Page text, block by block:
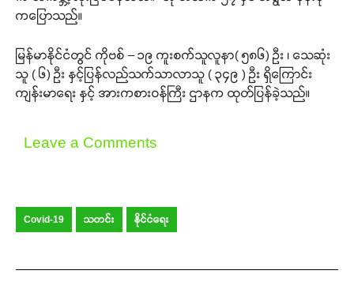
Support SHAN
Your support keeps our voice
create a future where every story is
Donate Now
ကပြောသည်။
မြန်မာနိုင်ငံတွင် ကိုဗစ် – ၁၉ ကူးစက်သူလူနာ( ၅၈၆) ဦး ၊ သေဆုံး
သူ ( ၆) ဦး နှင့်ပြန်လည်သက်သာလာသူ ( ၃၄၉ ) ဦး ရှိကြောင်း
ကျန်းမာရေး နှင့် အားကစားဝန်ကြီး ဌာနက ထုတ်ပြန်ခဲ့သည်။
Leave a Comments
Covid-19 သတင်း နိုင်ငံရေး